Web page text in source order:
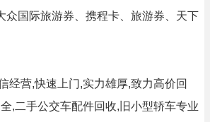
众国际旅游券、携程卡、旅游券、天下
经营,快速上门,实力雄厚,致力高价回
,二手公交车配件回收,旧小型轿车专业